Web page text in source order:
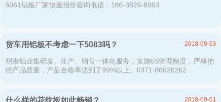
6061铝板厂家快速报价咨询电话：186-3826-8963
货车用铝板不考虑一下5083吗？
明泰铝业集研发、生产、销售一体化服务，实施6S管理制度，严格把
控产品质量，产品合格率达到了99%以上。0371-86628262
2018-09-03
2018-09-01